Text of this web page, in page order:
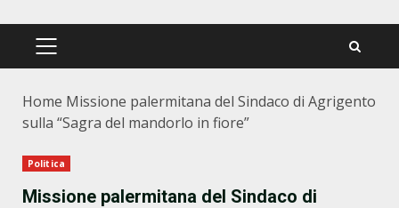
PRIMÄRES
Home Missione palermitana del Sindaco di Agrigento
sulla “Sagra del mandorlo in fiore”
Politica
Missione palermitana del Sindaco di